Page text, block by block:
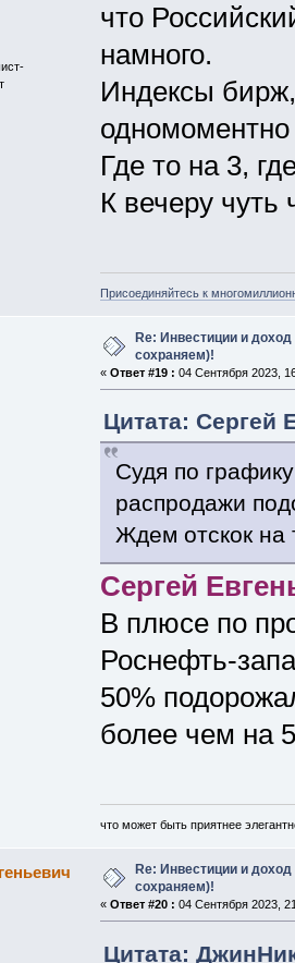
что
намного.
Индексы
Где то на 3,
К вечеру чуть
Присоединяйтесь к
Re: Инвестиции и
сохраняем)!
« Ответ #19 : 04 Сентября 2023,
Цитата: Сергей
Судя по
распродажи
Ждем отскок на
Сергей
В плюсе по
Роснефть-
50%
более чем на
что может быть приятнее
Re: Инвестиции и
сохраняем)!
« Ответ #20 : 04 Сентября 2023,
Цитата: